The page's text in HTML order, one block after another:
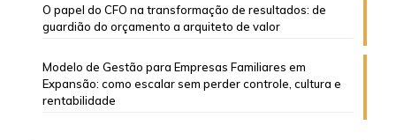
O papel do CFO na transformação de resultados: de
guardião do orçamento a arquiteto de valor
Modelo de Gestão para Empresas Familiares em
Expansão: como escalar sem perder controle, cultura e
rentabilidade